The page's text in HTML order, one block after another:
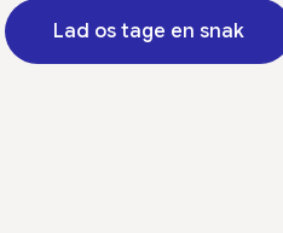
Lad os tage en snak